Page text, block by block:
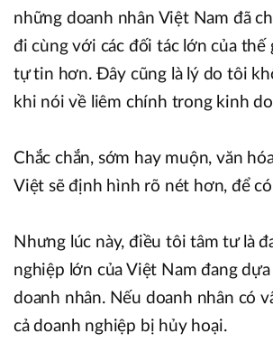
những doanh nhân Việt Nam đã
đi cùng với các đối tác lớn của thế
tự tin hơn. Đây cũng là lý do tôi
khi nói về liêm chính trong kinh
Chắc chắn, sớm hay muộn, văn
Việt sẽ định hình rõ nét hơn, để
Nhưng lúc này, điều tôi tâm tư là
nghiệp lớn của Việt Nam đang
doanh nhân. Nếu doanh nhân có
cả doanh nghiệp bị hủy hoại.